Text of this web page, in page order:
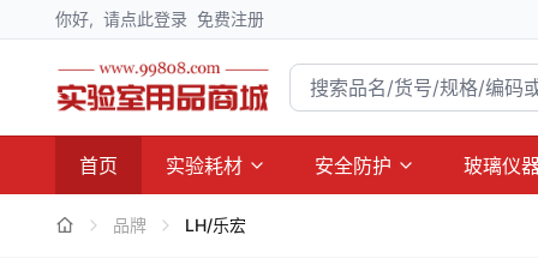
你好, 请点此登录 免费注册
首页 实验耗材 安全防护 玻璃仪
品牌 LH/乐宏